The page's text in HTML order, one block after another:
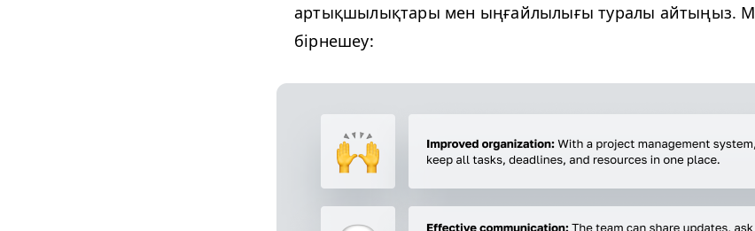
артықшылықтары мен ыңғайлылығы туралы айтыңыз.
бірнешеу: